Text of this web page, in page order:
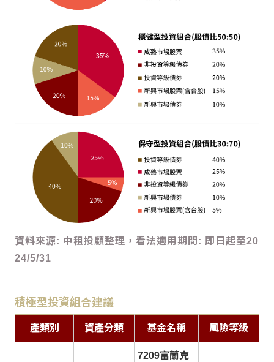
資料來源: 中租投顧整理，看法適用期間: 即日起至20
24/5/31
積極型投資組合建議
產類別 資產分類 基金名稱 風險等級
7209富蘭克